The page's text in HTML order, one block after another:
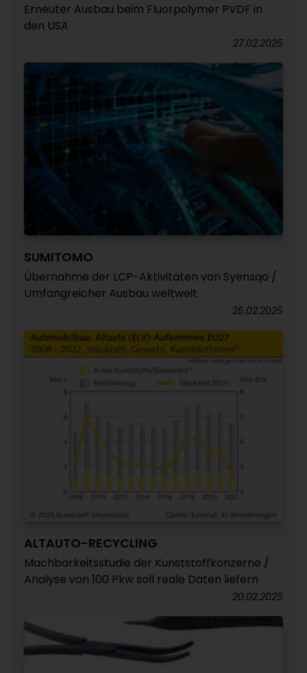
Erneuter Ausbau beim Fluorpolymer PVDF in
den USA
27.02.2025
SUMITOMO
Übernahme der LCP-Aktivitäten von Syensqo /
Umfangreicher Ausbau weltweit
25.02.2025
ALTAUTO-RECYCLING
Machbarkeitsstudie der Kunststoffkonzerne /
Analyse von 100 Pkw soll reale Daten liefern
20.02.2025